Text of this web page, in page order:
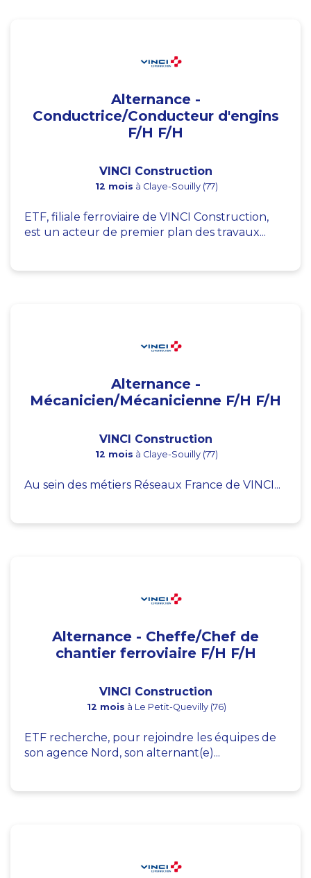
Alternance -
Conductrice/Conducteur d'engins
F/H F/H
VINCI Construction
12 mois à Claye-Souilly (77)
ETF, filiale ferroviaire de VINCI Construction,
est un acteur de premier plan des travaux...
Alternance -
Mécanicien/Mécanicienne F/H F/H
VINCI Construction
12 mois à Claye-Souilly (77)
Au sein des métiers Réseaux France de VINCI...
Alternance - Cheffe/Chef de
chantier ferroviaire F/H F/H
VINCI Construction
12 mois à Le Petit-Quevilly (76)
ETF recherche, pour rejoindre les équipes de
son agence Nord, son alternant(e)...